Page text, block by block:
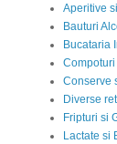
Aperitive
Bauturi
Bucataria
Conserve
Diverse
Fripturi si
Lactate si